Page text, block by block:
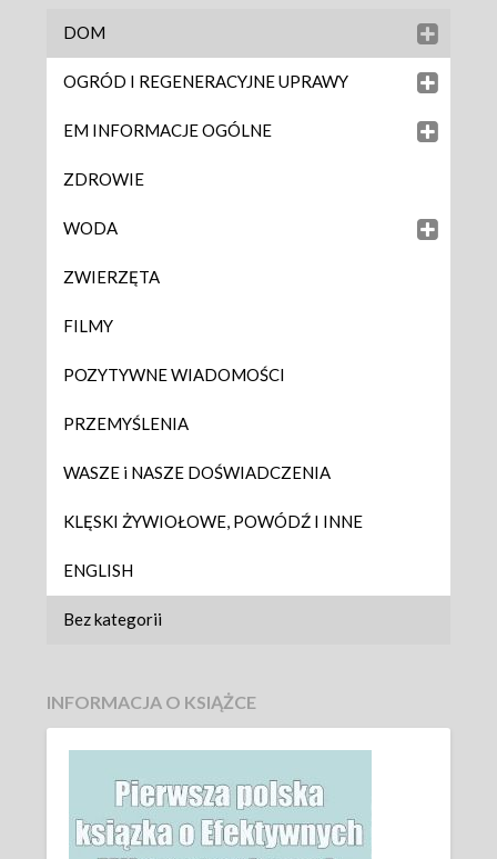
DOM
OGRÓD I REGENERACYJNE UPRAWY
EM INFORMACJE OGÓLNE
ZDROWIE
WODA
ZWIERZĘTA
FILMY
POZYTYWNE WIADOMOŚCI
PRZEMYŚLENIA
WASZE i NASZE DOŚWIADCZENIA
KLĘSKI ŻYWIOŁOWE, POWÓDŹ I INNE
ENGLISH
Bez kategorii
INFORMACJA O KSIĄŻCE